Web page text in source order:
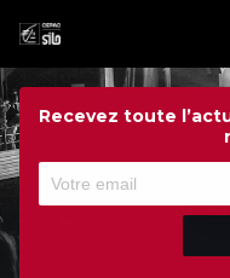
Recevez toute
PMR
Réservez